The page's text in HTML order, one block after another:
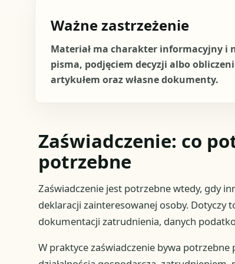
Ważne zastrzeżenie
Materiał ma charakter informacyjny i
pisma, podjęciem decyzji albo
artykułem oraz własne dokumenty.
Zaświadczenie: co
potrzebne
Zaświadczenie jest potrzebne wtedy, gdy
deklaracji zainteresowanej osoby. Dotyczy
dokumentacji zatrudnienia, danych
W praktyce zaświadczenie bywa